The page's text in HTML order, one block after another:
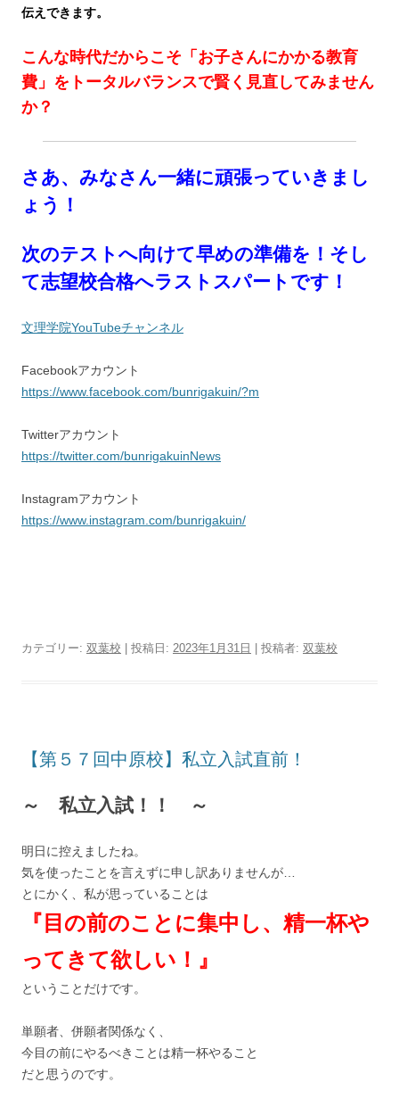
伝えできます。
こんな時代だからこそ「お子さんにかかる教育
費」をトータルバランスで賢く見直してみません
か？
さあ、みなさん一緒に頑張っていきまし
ょう！
次のテストへ向けて早めの準備を！そし
て志望校合格へラストスパートです！
文理学院YouTubeチャンネル
Facebookアカウント
https://www.facebook.com/bunrigakuin/?m
Twitterアカウント
https://twitter.com/bunrigakuinNews
Instagramアカウント
https://www.instagram.com/bunrigakuin/
カテゴリー: 双葉校 | 投稿日: 2023年1月31日 投稿者: 双葉校
【第５７回中原校】私立入試直前！
～ 私立入試！！ ～
明日に控えましたね。
気を使ったことを言えずに申し訳ありませんが…
とにかく、私が思っていることは
『目の前のことに集中し、精一杯や
ってきて欲しい！』
ということだけです。
単願者、併願者関係なく、
今目の前にやるべきことは精一杯やること
だと思うのです。